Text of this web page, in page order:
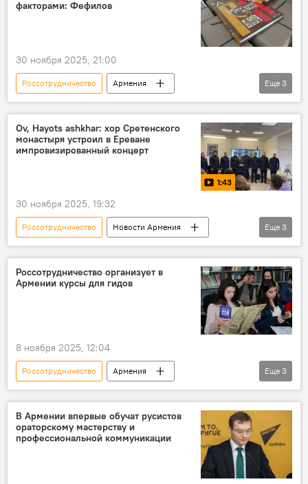
факторами: Фефилов
30 ноября 2025, 21:00
Россотрудничество
Армения
Новости Армения
русский язык
Аналитика
Еще 3
Ov, Hayots ashkhar: хор Сретенского
монастыря устроил в Ереване
импровизированный концерт
1:43
30 ноября 2025, 19:32
Россотрудничество
Новости Армения
Дмитрий Харатьян
Видео хор
Еще 3
Россотрудничество организует в
Армении курсы для гидов
8 ноября 2025, 12:04
Россотрудничество
Армения
Новости Армения
туризм
Туризм в Армении
Еще 3
В Армении впервые обучат русистов
ораторскому мастерству и
профессиональной коммуникации